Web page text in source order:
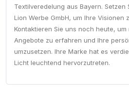
Textilveredelung aus Bayern. Setzen
Lion Werbe GmbH, um Ihre Visionen
Kontaktieren Sie uns noch heute,
Angebote zu erfahren und Ihre
umzusetzen. Ihre Marke hat es
Licht leuchtend hervorzutreten.